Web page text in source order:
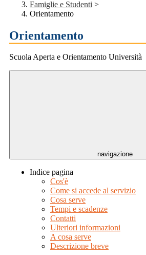
Famiglie e Studenti >
Orientamento
Orientamento
Scuola Aperta e Orientamento Università
navigazione
Indice pagina
Cos'è
Come si accede al servizio
Cosa serve
Tempi e scadenze
Contatti
Ulteriori informazioni
A cosa serve
Descrizione breve